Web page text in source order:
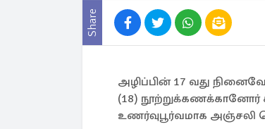
Share
அழிப்பின் 17 வது
(18) நூற்றுக்கணக்கானோர்
உணர்வுபூர்வமாக அஞ்சலி